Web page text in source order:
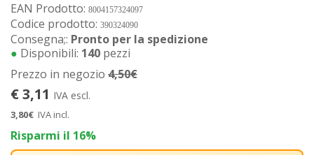
EAN Prodotto: 8004157324097
Codice prodotto: 390324090
Consegna;: Pronto per la spedizione
● Disponibili: 140 pezzi
Prezzo in negozio 4,50€
€ 3,11 IVA escl.
3,80€ IVA incl.
Risparmi il 16%